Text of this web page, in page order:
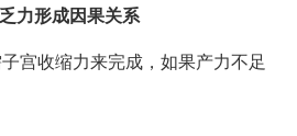
力形成因果关系
宫收缩力来完成，如果产力不足